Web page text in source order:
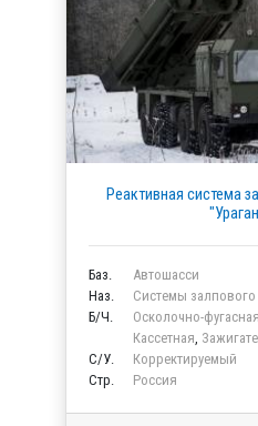
Реактивная система
Баз.
Автошасси
Наз.
Системы залпового
Б/Ч.
Осколочно-фугасная
Кассетная,
C/У.
Корректируемый
Стр.
Россия